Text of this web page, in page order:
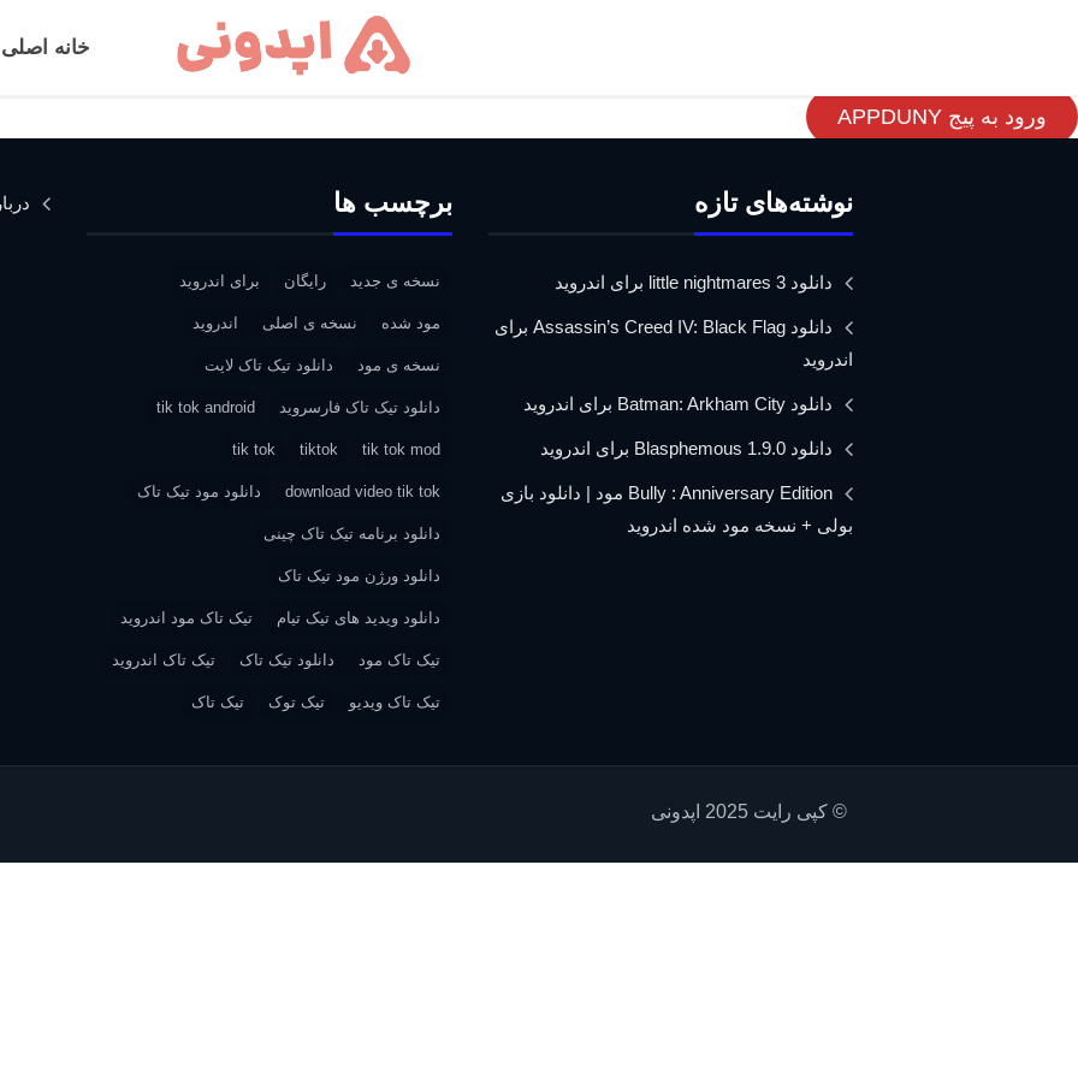
خانه اصلی
ورود به پیج APPDUNY
نوشته‌های تازه
دانلود little nightmares 3 برای اندروید
دانلود Assassin’s Creed IV: Black Flag برای
اندروید
دانلود Batman: Arkham City برای اندروید
دانلود Blasphemous 1.9.0 برای اندروید
Bully : Anniversary Edition مود | دانلود بازی
بولی + نسخه مود شده اندروید
برچسب ها
نسخه ی جدید رایگان برای اندروید
مود شده نسخه ی اصلی اندروید
نسخه ی مود دانلود تیک تاک لایت
دانلود تیک تاک فارسروید tik tok android
tik tok mod
tiktok
tik tok
download video tik tok دانلود مود تیک تاک
دانلود برنامه تیک تاک چینی
دانلود ورژن مود تیک تاک
دانلود ویدید های تیک تیام تیک تاک مود اندروید
تیک تاک مود دانلود تیک تاک تیک تاک اندروید
تیک تاک ویدیو تیک توک تیک تاک
© کپی رایت 2025 اپدونی